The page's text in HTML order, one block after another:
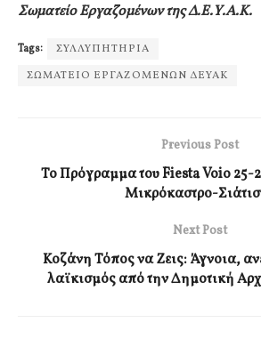
Σωματείο Εργαζομένων της Δ.Ε.Υ.Α.Κ.
Tags:
ΣΥΛΛΥΠΗΤΗΡΙΑ
ΣΩΜΑΤΕΙΟ ΕΡΓΑΖΟΜΕΝΩΝ ΔΕΥΑΚ
Previous Post
Το Πρόγραμμα του Fiesta Voio 25-
Μικρόκαστρο-
Next Post
Κοζάνη Τόπος να Ζεις: Άγνοια,
λαϊκισμός από την Δημοτική